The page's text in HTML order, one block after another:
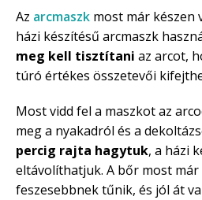
Az arcmaszk most már készen
házi készítésű arcmaszk
meg kell tisztítani az arcot,
túró értékes összetevői
Most vidd fel a maszkot az
meg a nyakadról és a
percig rajta hagytuk, a házi
eltávolíthatjuk. A bőr most
feszesebbnek tűnik, és jól át